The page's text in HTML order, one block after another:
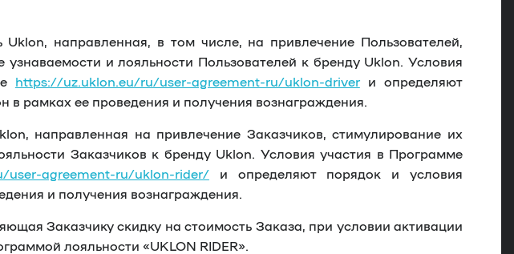
Uklon, направленная, в том числе, на привлечение Пользователей,
и лояльности Пользователей к бренду Uklon. Условия
https://uz.uklon.eu/ru/user-agreement-ru/uklon-driverи определяют
рамках ее проведения и получения вознаграждения.
направленная на привлечение Заказчиков, стимулирование их
Заказчиков к бренду Uklon. Условия участия в Программе
user-agreement-ru/uklon-rider/и определяют порядок и условия
и получения вознаграждения.
Заказчику скидку на стоимость Заказа, при условии активации
лояльности «UKLON RIDER».